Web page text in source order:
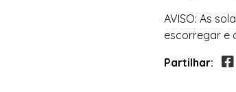
AVISO: As
escorregar e
Partilhar: